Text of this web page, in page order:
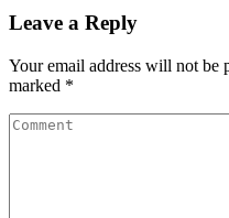
Leave a Reply
Your email address will not be
marked *